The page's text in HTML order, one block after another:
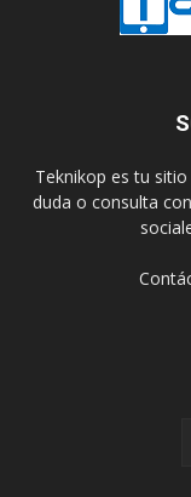
Teknikop es tu
duda o consulta